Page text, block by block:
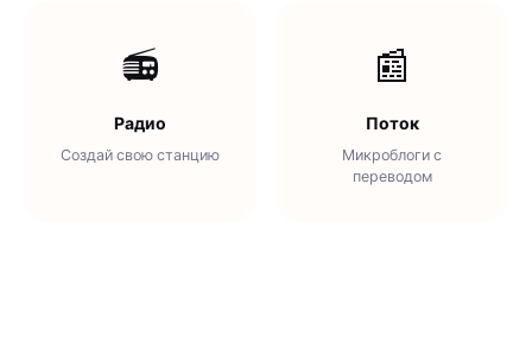
📻
Радио
Создай свою станцию
📰
Поток
Микроблоги с
переводом